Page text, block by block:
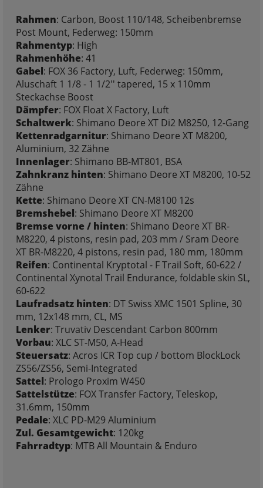
Rahmen: Carbon, Boost 110/148, Scheibenbremse
Post Mount, Federweg: 150mm
Rahmentyp: High
Rahmenhöhe: 41
Gabel: FOX 36 Factory, Luft, Federweg: 150mm,
Aluschaft 1 1/8 - 1 1/2'' tapered, 15 x 110mm
Steckachse Boost
Dämpfer: FOX Float X Factory, Luft
Schaltwerk: Shimano Deore XT Di2 M8250, 12-Gang
Kettenradgarnitur: Shimano Deore XT M8200,
Aluminium, 32 Zähne
Innenlager: Shimano BB-MT801, BSA
Zahnkranz hinten: Shimano Deore XT M8200, 10-52
Zähne
Kette: Shimano Deore XT CN-M8100 12s
Bremshebel: Shimano Deore XT M8200
Bremse vorne / hinten: Shimano Deore XT BR-
M8220, 4 pistons, resin pad, 203 mm / Sram Deore
XT BR-M8220, 4 pistons, resin pad, 180 mm, 180mm
Reifen: Continental Kryptotal - F Trail Soft, 60-622 /
Continental Xynotal Trail Endurance, foldable skin SL,
60-622
Laufradsatz hinten: DT Swiss XMC 1501 Spline, 30
mm, 12x148 mm, CL, MS
Lenker: Truvativ Descendant Carbon 800mm
Vorbau: XLC ST-M50, A-Head
Steuersatz: Acros ICR Top cup / bottom BlockLock
ZS56/ZS56, Semi-Integrated
Sattel: Prologo Proxim W450
Sattelstütze: FOX Transfer Factory, Teleskop,
31.6mm, 150mm
Pedale: XLC PD-M29 Aluminium
Zul. Gesamtgewicht: 120kg
Fahrradtyp: MTB All Mountain & Enduro